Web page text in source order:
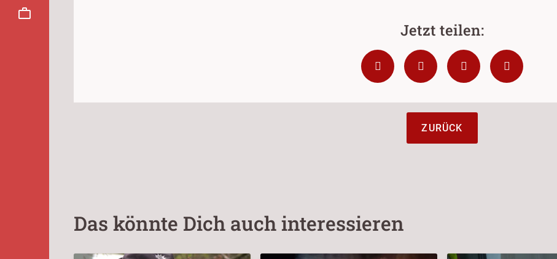
ZURÜCK
Das könnte Dich auch interessieren